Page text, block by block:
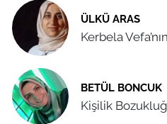
ÜLKÜ ARAS
Kerbela
BETÜL BONCUK
Kişilik